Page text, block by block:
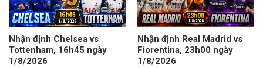
Nhận định Chelsea vs
Tottenham, 16h45 ngày
1/8/2026
Nhận định Real Madrid vs
Fiorentina, 23h00 ngày
1/8/2026